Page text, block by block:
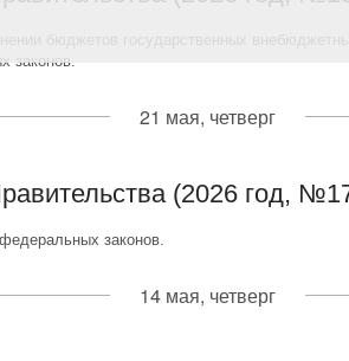
законов.
21 мая, четверг
(2026 год,
законов.
14 мая, четверг